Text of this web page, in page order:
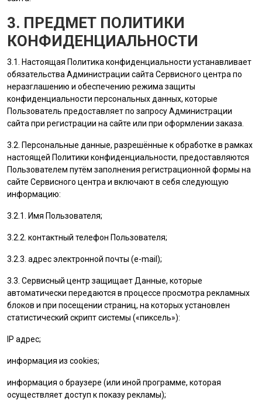
3. ПРЕДМЕТ ПОЛИТИКИ
КОНФИДЕНЦИАЛЬНОСТИ
3.1. Настоящая Политика конфиденциальности устанавливает
обязательства Администрации сайта Сервисного центра по
неразглашению и обеспечению режима защиты
конфиденциальности персональных данных, которые
Пользователь предоставляет по запросу Администрации
сайта при регистрации на сайте или при оформлении заказа.
3.2. Персональные данные, разрешённые к обработке в рамках
настоящей Политики конфиденциальности, предоставляются
Пользователем путём заполнения регистрационной формы на
cайте Сервисного центра и включают в себя следующую
информацию:
3.2.1. Имя Пользователя;
3.2.2. контактный телефон Пользователя;
3.2.3. адрес электронной почты (e-mail);
3.3. Сервисный центр защищает Данные, которые
автоматически передаются в процессе просмотра рекламных
блоков и при посещении страниц, на которых установлен
статистический скрипт системы («пиксель»):
IP адрес;
информация из cookies;
информация о браузере (или иной программе, которая
осуществляет доступ к показу рекламы);